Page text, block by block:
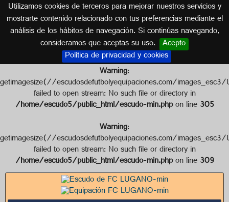
Utilizamos cookies de terceros para mejorar nuestros servicios y
mostrarte contenido relacionado con tus preferencias mediante el
análisis de los hábitos de navegación. Si continúas navegando,
consideramos que aceptas su uso. Acepto
Política de privacidad y cookies
Escudo de FC LUGANO
SUIZA
Warning:
getimagesize(//escudosdefutbolyequipaciones.com/
failed to open stream: No such file or directory in
/home/escudo5/public_html/escudo-min.phpon line305
Warning:
getimagesize(//escudosdefutbolyequipaciones.com/
failed to open stream: No such file or directory in
/home/escudo5/public_html/escudo-min.phpon line309